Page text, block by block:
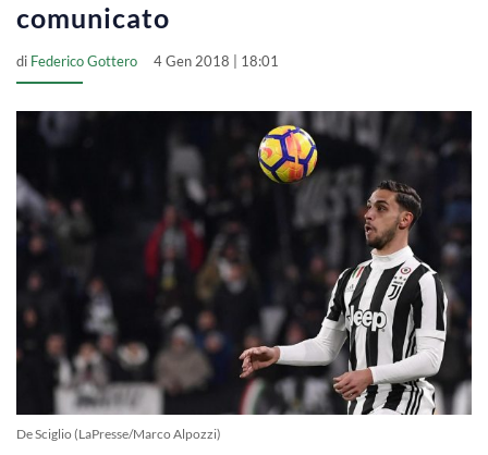
comunicato
di Federico Gottero 4 Gen 2018 | 18:01
De Sciglio (LaPresse/Marco Alpozzi)